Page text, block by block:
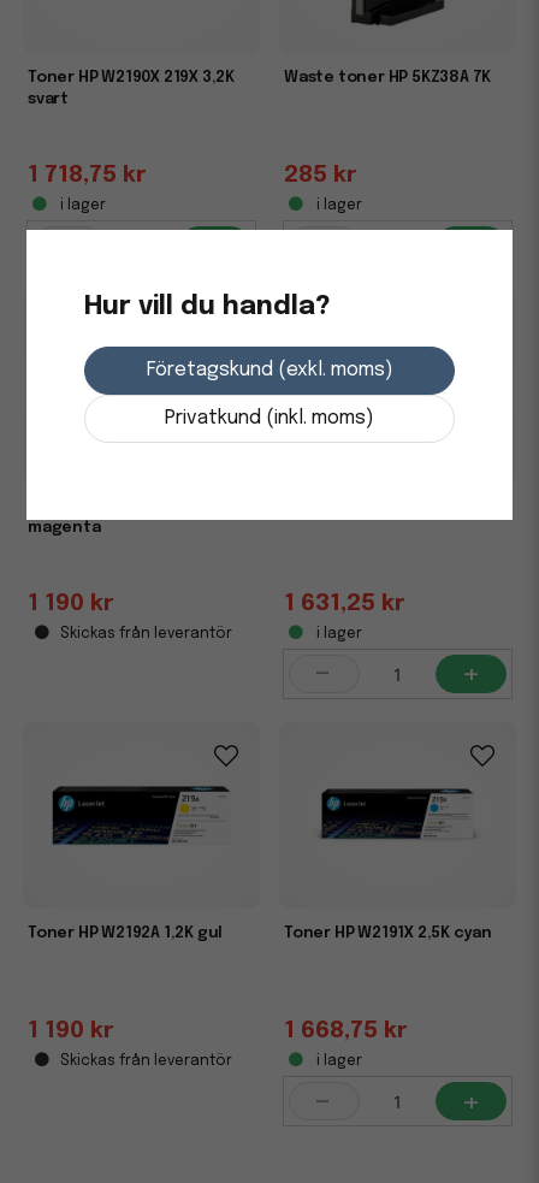
Toner HP W2190X 219X 3,2K
svart
1 718,75 kr
i lager
Waste toner HP 5KZ38A 7K
285 kr
i lager
magenta
1 190 kr
Skickas från leverantör
1 631,25 kr
i lager
- +
Toner HP W2192A 1,2K gul
1 190 kr
Skickas från leverantör
Toner HP W2191X 2,5K cyan
1 668,75 kr
i lager
- +
Hur vill du handla?
Företagskund (exkl. moms)
Privatkund (inkl. moms)